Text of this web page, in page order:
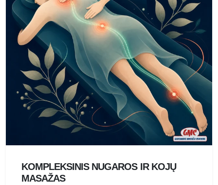
KOMPLEKSINIS NUGAROS IR KOJŲ
MASAŽAS